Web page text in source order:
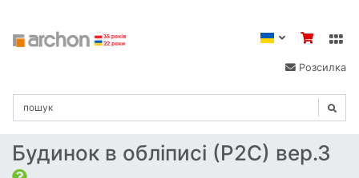
Розсилка
Будинок в обліписі (Р2С) вер.3